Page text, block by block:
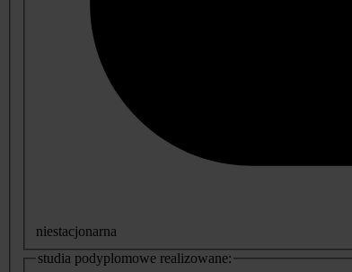
niestacjonarna
studia podyplomowe realizowane: